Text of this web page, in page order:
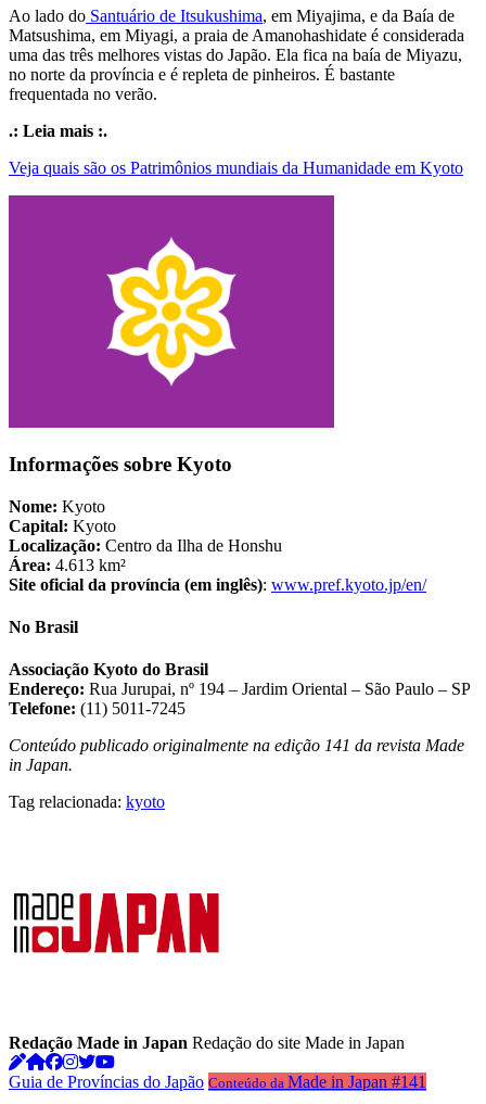
Ao lado do Santuário de Itsukushima, em Miyajima, e da Baía de
Matsushima, em Miyagi, a praia de Amanohashidate é considerada
uma das três melhores vistas do Japão. Ela fica na baía de Miyazu,
no norte da província e é repleta de pinheiros. É bastante
frequentada no verão.
.: Leia mais :.
Veja quais são os Patrimônios mundiais da Humanidade em Kyoto
Informações sobre Kyoto
Nome: Kyoto
Capital: Kyoto
Localização: Centro da Ilha de Honshu
Área: 4.613 km²
Site oficial da província (em inglês): www.pref.kyoto.jp/en/
No Brasil
Associação Kyoto do Brasil
Endereço: Rua Jurupai, nº 194 – Jardim Oriental – São Paulo – SP
Telefone: (11) 5011-7245
Conteúdo publicado originalmente na edição 141 da revista Made
in Japan.
Tag relacionada: kyoto
Redação Made in Japan Redação do site Made in Japan
Guia de Províncias do Japão Conteúdo da Made in Japan #141